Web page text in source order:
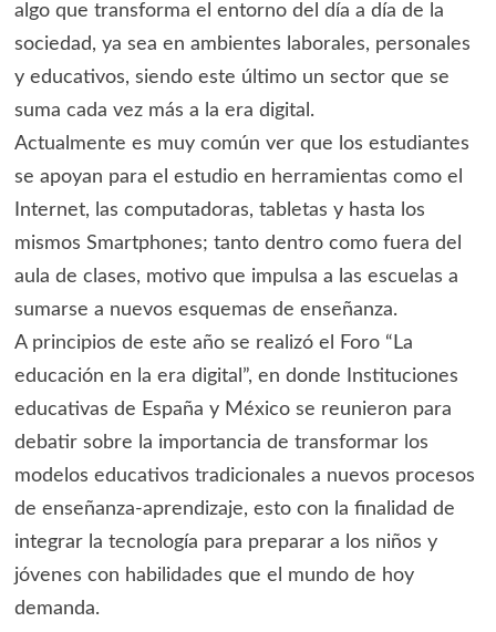
algo que transforma el entorno del día a día de la
sociedad, ya sea en ambientes laborales, personales
y educativos, siendo este último un sector que se
suma cada vez más a la era digital.
Actualmente es muy común ver que los estudiantes
se apoyan para el estudio en herramientas como el
Internet, las computadoras, tabletas y hasta los
mismos Smartphones; tanto dentro como fuera del
aula de clases, motivo que impulsa a las escuelas a
sumarse a nuevos esquemas de enseñanza.
A principios de este año se realizó el Foro “La
educación en la era digital”, en donde Instituciones
educativas de España y México se reunieron para
debatir sobre la importancia de transformar los
modelos educativos tradicionales a nuevos procesos
de enseñanza-aprendizaje, esto con la finalidad de
integrar la tecnología para preparar a los niños y
jóvenes con habilidades que el mundo de hoy
demanda.